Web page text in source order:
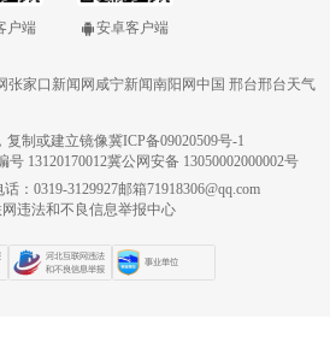
户端 安卓客户端
张家口新闻网 咸宁新闻南阳网中国 邢台邢台天气
复制或建立镜像冀ICP备09020509号-1
13120170012冀公网安备 13050002000002号
：0319-3129927邮箱71918306@qq.com
违法和不良信息举报中心